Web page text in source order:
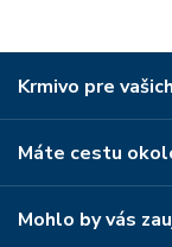
Krmivo pre
Máte cestu
Mohlo by vás